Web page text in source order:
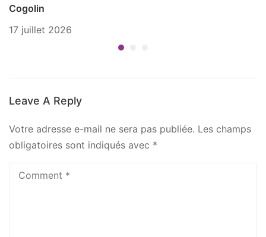
Cogolin
17 juillet 2026
Leave A Reply
Votre adresse e-mail ne sera pas publiée. Les champs
obligatoires sont indiqués avec *